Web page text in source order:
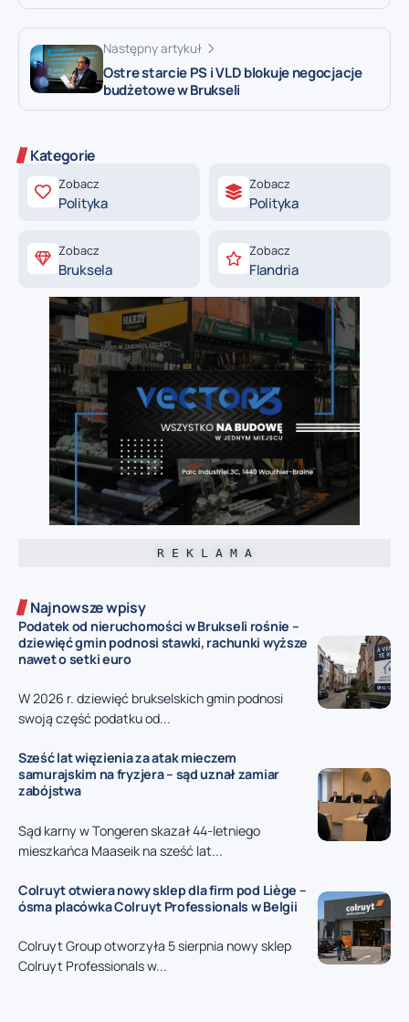
Następny artykuł
Ostre starcie PS i VLD blokuje negocjacje
budżetowe w Brukseli
Kategorie
Zobacz
Polityka
Zobacz
Polityka
Zobacz
Bruksela
Zobacz
Flandria
R E K L A M A
Najnowsze wpisy
Podatek od nieruchomości w Brukseli rośnie –
dziewięć gmin podnosi stawki, rachunki wyższe
nawet o setki euro
W 2026 r. dziewięć brukselskich gmin podnosi
swoją część podatku od...
Sześć lat więzienia za atak mieczem
samurajskim na fryzjera – sąd uznał zamiar
zabójstwa
Sąd karny w Tongeren skazał 44-letniego
mieszkańca Maaseik na sześć lat...
Colruyt otwiera nowy sklep dla firm pod Liège –
ósma placówka Colruyt Professionals w Belgii
Colruyt Group otworzyła 5 sierpnia nowy sklep
Colruyt Professionals w...